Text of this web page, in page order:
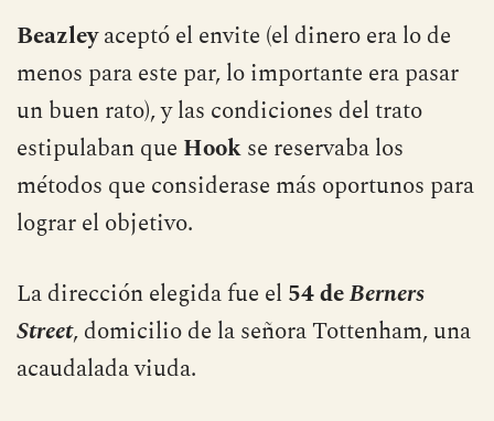
Beazleyaceptó el envite (el dinero era lo de
menos para este par, lo importante era pasar
un buen rato), y las condiciones del trato
estipulaban que Hookse reservaba los
métodos que considerase más oportunos para
lograr el objetivo.
La dirección elegida fue el 54 deBerners
Street, domicilio de la señora Tottenham, una
acaudalada viuda.